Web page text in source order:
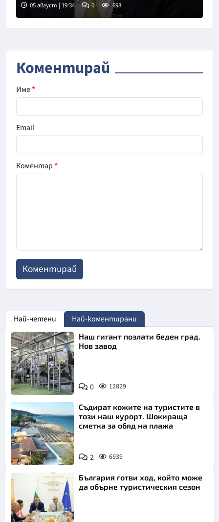
Снимка: Нова телевизия
05 август | 19:34 0 698
Коментирай
Име*
Email
Коментар*
Най-четени Най-коментирани
Наш гигант позлати беден град.
Нов завод
0 12829
Съдират кожите на туристите в
този наш курорт. Шокираща
сметка за обяд на плажа
2 6939
България готви ход, който може
да обърне туристическия сезон